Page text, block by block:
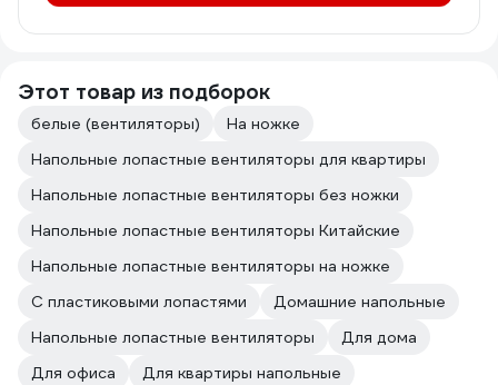
Этот товар из подборок
белые (вентиляторы)
На ножке
Напольные лопастные вентиляторы для квартиры
Напольные лопастные вентиляторы без ножки
Напольные лопастные вентиляторы Китайские
Напольные лопастные вентиляторы на ножке
С пластиковыми лопастями
Домашние напольные
Напольные лопастные вентиляторы
Для дома
Для офиса
Для квартиры напольные